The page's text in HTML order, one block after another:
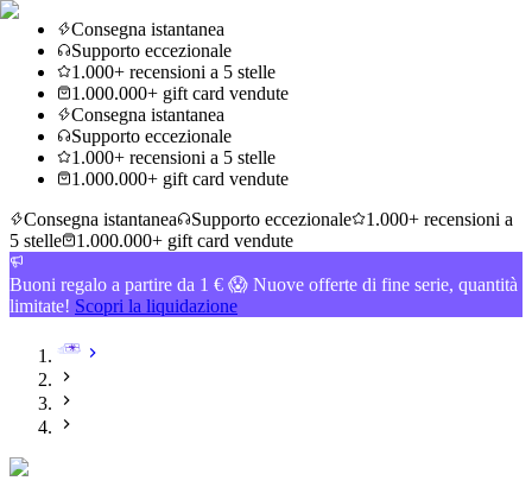
Consegna istantanea
Supporto eccezionale
1.000+ recensioni a 5 stelle
1.000.000+ gift card vendute
Consegna istantanea
Supporto eccezionale
1.000+ recensioni a 5 stelle
1.000.000+ gift card vendute
Consegna istantanea
Supporto eccezionale
1.000+ recensioni a
5 stelle
1.000.000+ gift card vendute
Buoni regalo a partire da 1 € 😱 Nuove offerte di fine serie, quantità
limitate! Scopri la liquidazione